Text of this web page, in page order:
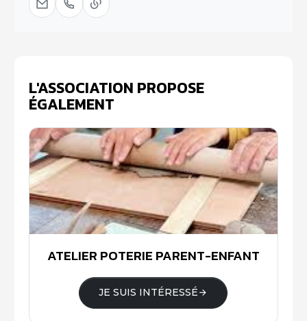
L'ASSOCIATION PROPOSE
ÉGALEMENT
ATELIER POTERIE PARENT-ENFANT
JE SUIS INTÉRESSÉ